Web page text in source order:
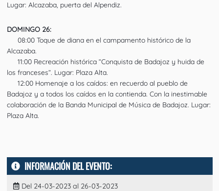
Lugar: Alcazaba, puerta del Alpendiz.
DOMINGO 26:
08:00 Toque de diana en el campamento histórico de la
Alcazaba.
11:00 Recreación histórica “Conquista de Badajoz y huida de
los franceses”. Lugar: Plaza Alta.
12:00 Homenaje a los caídos: en recuerdo al pueblo de
Badajoz y a todos los caídos en la contienda. Con la inestimable
colaboración de la Banda Municipal de Música de Badajoz. Lugar:
Plaza Alta.
INFORMACIÓN DEL EVENTO:
Del 24-03-2023 al 26-03-2023